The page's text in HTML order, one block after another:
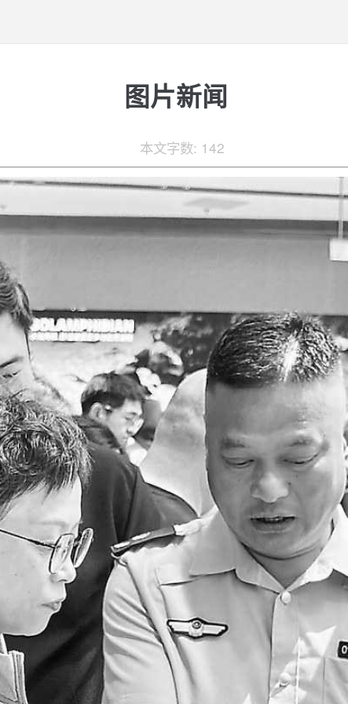
图片新闻
本文字数: 142